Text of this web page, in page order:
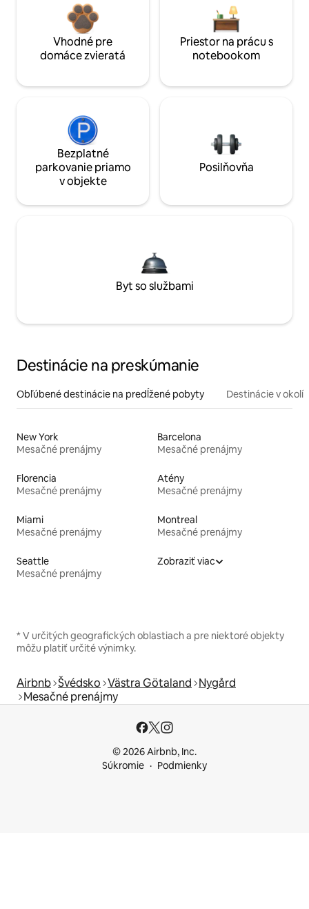
Vhodné pre
domáce zvieratá
Priestor na prácu s
notebookom
Bezplatné
parkovanie priamo
v objekte
Posilňovňa
Byt so službami
Destinácie na preskúmanie
Obľúbené destinácie na predĺžené pobyty Destinácie v okolí
New York
Mesačné prenájmy
Barcelona
Mesačné prenájmy
Florencia
Mesačné prenájmy
Atény
Mesačné prenájmy
Miami
Mesačné prenájmy
Montreal
Mesačné prenájmy
Seattle
Mesačné prenájmy
Zobraziť viac
* V určitých geografických oblastiach a pre niektoré objekty
môžu platiť určité výnimky.
Airbnb Švédsko Västra Götaland Nygård
Mesačné prenájmy
© 2026 Airbnb, Inc.
Súkromie
Podmienky